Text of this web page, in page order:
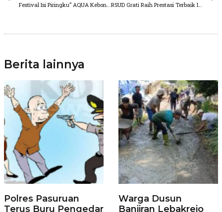
Festival Isi Piringku” AQUA Keboncandi Bentuk Komitmen Kemajuan Kesehatan Masyarakat RSUD Grati Raih Prestasi Terbaik Inovasi Pelayanan Publik 2025
Berita lainnya
Polres Pasuruan
Terus Buru Pengedar
Warga Dusun
Banjiran Lebakrejo